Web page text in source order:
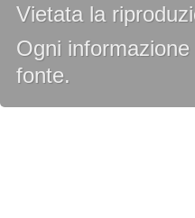
Vietata la
Ogni
fonte.